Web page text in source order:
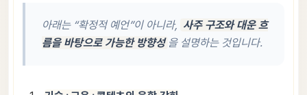
아래는 “확정적 예언”이 아니라, 사주 구조와 대운 흐
름을 바탕으로 가능한 방향성 을 설명하는 것입니다.